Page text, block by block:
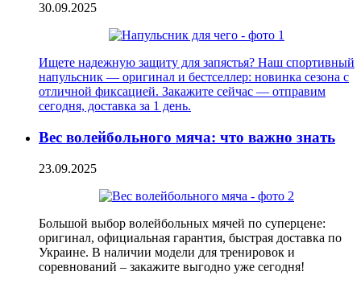
30.09.2025
Ищете надежную защиту для запястья? Наш спортивный
напульсник — оригинал и бестселлер: новинка сезона с
отличной фиксацией. Закажите сейчас — отправим
сегодня, доставка за 1 день.
Вес волейбольного мяча: что важно знать
23.09.2025
Большой выбор волейбольных мячей по суперцене:
оригинал, официальная гарантия, быстрая доставка по
Украине. В наличии модели для тренировок и
соревнований – закажите выгодно уже сегодня!